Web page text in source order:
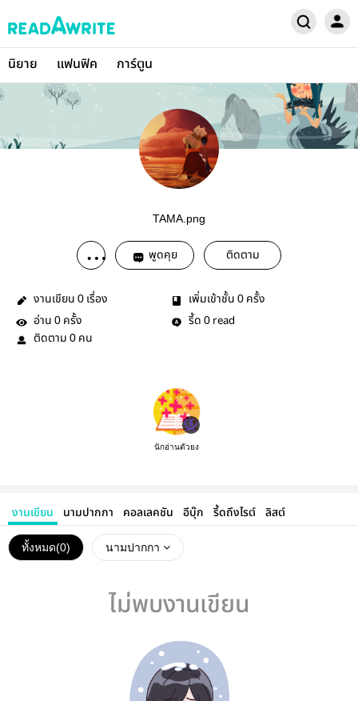
นิยาย แฟนฟิค การ์ตูน
TAMA.png
พูดคุย ติดตาม
งานเขียน 0 เรื่อง เพิ่มเข้าชั้น 0 ครั้ง
อ่าน 0 ครั้ง รี้ด 0 read
ติดตาม 0 คน
นักอ่านตัวยง
งานเขียน นามปากกา คอลเลคชัน อีบุ๊ก รี้ดถึงไรต์ ลิสต์
ทั้งหมด(0) นามปากกา
ไม่พบงานเขียน